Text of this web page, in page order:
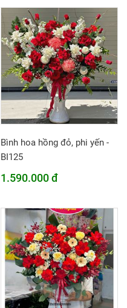
Bình hoa hồng đỏ, phi yến -
BI125
1.590.000 đ